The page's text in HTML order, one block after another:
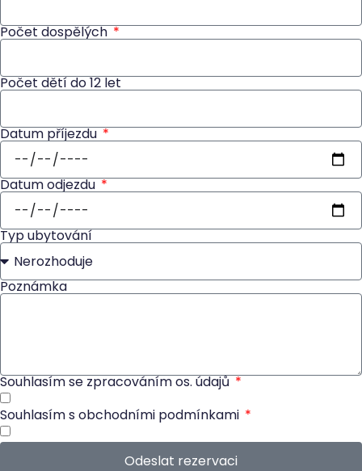
Počet dospělých
Počet dětí do 12 let
Datum příjezdu
Datum odjezdu
Typ ubytování
Poznámka
Souhlasím se zpracováním os. údajů
Souhlasím s obchodními podmínkami
Odeslat rezervaci